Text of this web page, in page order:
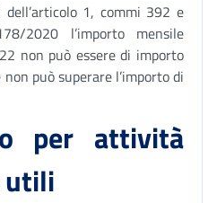
1, commi 392 e
2020 l’importo mensile
non può essere di importo
non può superare l’importo di
per attività
utili